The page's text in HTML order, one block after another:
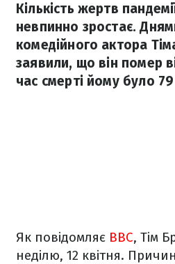
Кількість жертв
невпинно зростає.
комедійного актора
заявили, що він помер
час смерті йому було 79
Як повідомляє ВВС, Тім
неділю, 12 квітня.